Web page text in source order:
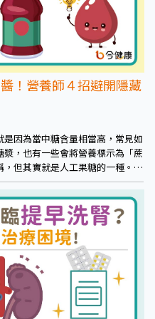
！營養師４招避開隱藏
因為當中糖含量相當高，常見如
，也有一些會將營養標示為「蔗
但其實就是人工果糖的一種。因
血脂患者不利，而果糖也是痛風